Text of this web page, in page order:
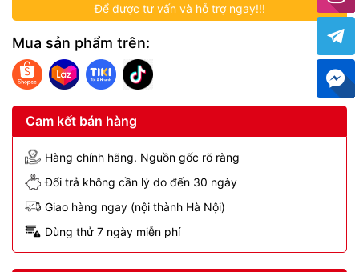
Để được tư vấn và hỗ trợ ngay!!!
Mua sản phẩm trên:
Cam kết bán hàng
Hàng chính hãng. Nguồn gốc rõ ràng
Đổi trả không cần lý do đến 30 ngày
Giao hàng ngay (nội thành Hà Nội)
Dùng thử 7 ngày miễn phí